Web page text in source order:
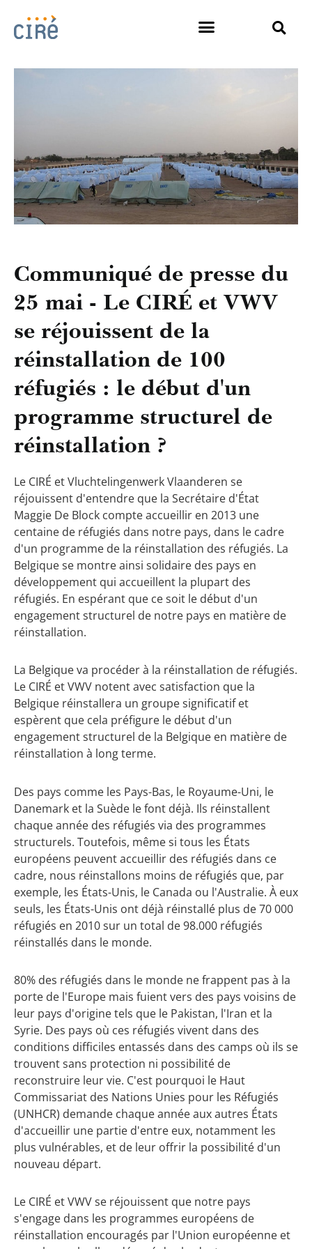
Communiqué de presse du
25 mai - Le CIRÉ et VWV
se réjouissent de la
réinstallation de 100
réfugiés : le début d'un
programme structurel de
réinstallation ?
Le CIRÉ et Vluchtelingenwerk Vlaanderen se
réjouissent d'entendre que la Secrétaire d'État
Maggie De Block compte accueillir en 2013 une
centaine de réfugiés dans notre pays, dans le cadre
d'un programme de la réinstallation des réfugiés. La
Belgique se montre ainsi solidaire des pays en
développement qui accueillent la plupart des
réfugiés. En espérant que ce soit le début d'un
engagement structurel de notre pays en matière de
réinstallation.
La Belgique va procéder à la réinstallation de réfugiés.
Le CIRÉ et VWV notent avec satisfaction que la
Belgique réinstallera un groupe significatif et
espèrent que cela préfigure le début d'un
engagement structurel de la Belgique en matière de
réinstallation à long terme.
Des pays comme les Pays-Bas, le Royaume-Uni, le
Danemark et la Suède le font déjà. Ils réinstallent
chaque année des réfugiés via des programmes
structurels. Toutefois, même si tous les États
européens peuvent accueillir des réfugiés dans ce
cadre, nous réinstallons moins de réfugiés que, par
exemple, les États-Unis, le Canada ou l'Australie. À eux
seuls, les États-Unis ont déjà réinstallé plus de 70 000
réfugiés en 2010 sur un total de 98.000 réfugiés
réinstallés dans le monde.
80% des réfugiés dans le monde ne frappent pas à la
porte de l'Europe mais fuient vers des pays voisins de
leur pays d'origine tels que le Pakistan, l'Iran et la
Syrie. Des pays où ces réfugiés vivent dans des
conditions difficiles entassés dans des camps où ils se
trouvent sans protection ni possibilité de
reconstruire leur vie. C'est pourquoi le Haut
Commissariat des Nations Unies pour les Réfugiés
(UNHCR) demande chaque année aux autres États
d'accueillir une partie d'entre eux, notamment les
plus vulnérables, et de leur offrir la possibilité d'un
nouveau départ.
Le CIRÉ et VWV se réjouissent que notre pays
s'engage dans les programmes européens de
réinstallation encouragés par l'Union européenne et